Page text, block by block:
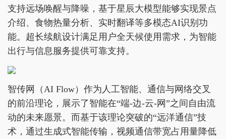
支持远场唤醒与降噪，基于星辰大模型能够实现景点
介绍、食物热量分析、实时翻译等多模态AI识别功
能。超长续航设计满足用户全天候使用需求，为智能
出行与信息服务提供可靠支持。
智传网（AI Flow）作为人工智能、通信与网络交叉
的前沿理论，展示了智能在“端-边-云-网”之间自由流
动的未来愿景。而基于该理论突破的“远洋通信”技
术，通过生成式智能传输，视频通信带宽占用量降低